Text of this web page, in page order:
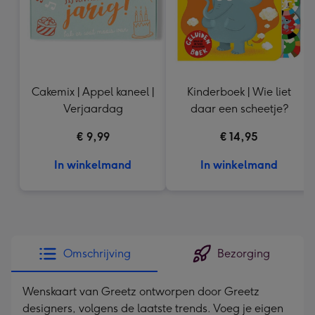
Cakemix | Appel kaneel |
Verjaardag
€ 9,99
In winkelmand
Kinderboek | Wie liet
daar een scheetje?
€ 14,95
In winkelmand
Omschrijving Bezorging
Wenskaart van Greetz ontworpen door Greetz
designers, volgens de laatste trends. Voeg je eigen